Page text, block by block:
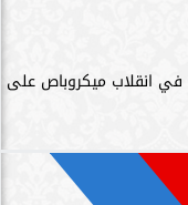
في انقلاب ميكروباص على